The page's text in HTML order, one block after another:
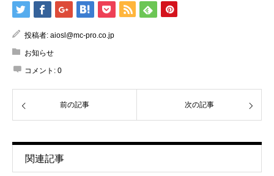
投稿者: aiosl@mc-pro.co.jp
お知らせ
コメント: 0
前の記事 次の記事
関連記事